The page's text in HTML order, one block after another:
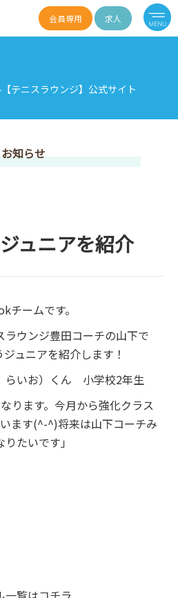
会員専用 求人
テニスラウンジ】公式サイト
お知らせ
ュニアを紹介
チームです。
ウンジ豊田コーチの山下で
ュニアを紹介します！
いお）くん 小学校2年生
ります。今月から強化クラス
ます(^-^)将来は山下コーチみ
たいです」